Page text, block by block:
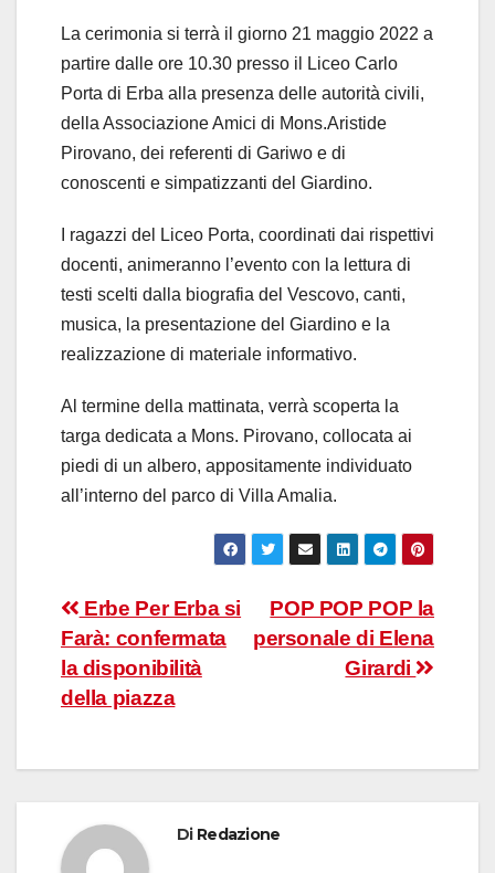
La cerimonia si terrà il giorno 21 maggio 2022 a
partire dalle ore 10.30 presso il Liceo Carlo
Porta di Erba alla presenza delle autorità civili,
della Associazione Amici di Mons.Aristide
Pirovano, dei referenti di Gariwo e di
conoscenti e simpatizzanti del Giardino.
I ragazzi del Liceo Porta, coordinati dai rispettivi
docenti, animeranno l’evento con la lettura di
testi scelti dalla biografia del Vescovo, canti,
musica, la presentazione del Giardino e la
realizzazione di materiale informativo.
Al termine della mattinata, verrà scoperta la
targa dedicata a Mons. Pirovano, collocata ai
piedi di un albero, appositamente individuato
all’interno del parco di Villa Amalia.
Navigazione
articoli
POP POP POP la
personale di Elena
Girardi
Erbe Per Erba si
Farà: confermata
la disponibilità
della piazza
Di Redazione